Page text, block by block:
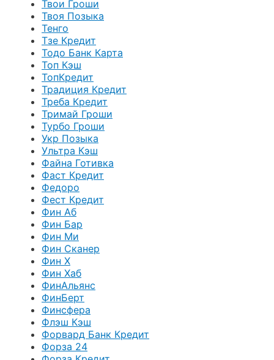
Твои Гроши
Твоя Позыка
Тенго
Тзе Кредит
Тодо Банк Карта
Топ Кэш
ТопКредит
Традиция Кредит
Треба Кредит
Тримай Гроши
Турбо Гроши
Укр Позыка
Ультра Кэш
Файна Готивка
Фаст Кредит
Федоро
Фест Кредит
Фин Аб
Фин Бар
Фин Ми
Фин Сканер
Фин Х
Фин Хаб
ФинАльянс
ФинБерт
Финсфера
Флэш Кэш
Форвард Банк Кредит
Форза 24